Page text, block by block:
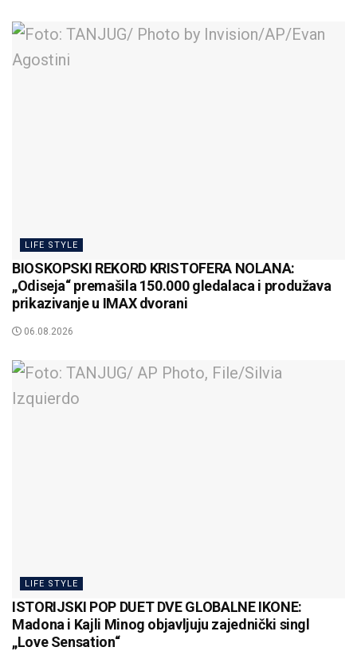
LIFE STYLE
BIOSKOPSKI REKORD KRISTOFERA NOLANA:
„Odiseja“ premašila 150.000 gledalaca i produžava
prikazivanje u IMAX dvorani
06.08.2026
LIFE STYLE
ISTORIJSKI POP DUET DVE GLOBALNE IKONE:
Madona i Kajli Minog objavljuju zajednički singl
„Love Sensation“